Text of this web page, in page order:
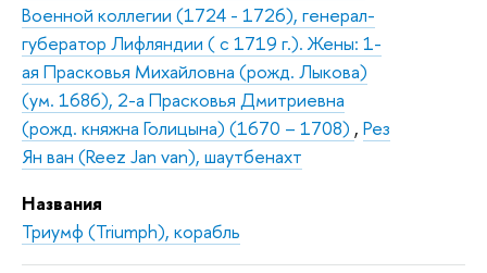
Военной коллегии (1724 - 1726), генерал-
губератор Лифляндии ( с 1719 г.). Жены: 1-
ая Прасковья Михайловна (рожд. Лыкова)
(ум. 1686), 2-а Прасковья Дмитриевна
(рожд. княжна Голицына) (1670 – 1708) , Рез
Ян ван (Reez Jan van), шаутбенахт
Названия
Триумф (Triumph), корабль